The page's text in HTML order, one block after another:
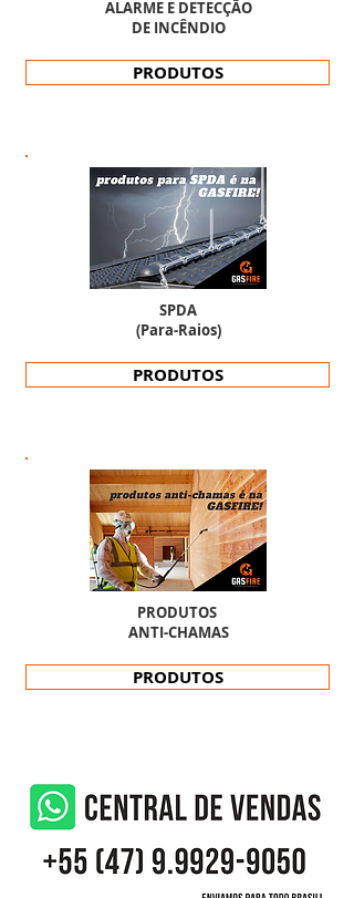
ALARME E DETECÇÃO
DE INCÊNDIO
PRODUTOS
SPDA
(Para-Raios)
PRODUTOS
PRODUTOS
ANTI-CHAMAS
PRODUTOS